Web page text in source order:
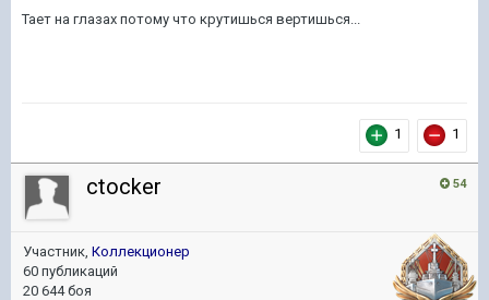
Тает на глазах потому что крутишься вертишься...
1 1
54
ctocker
Участник, Коллекционер
60 публикаций
20 644 боя